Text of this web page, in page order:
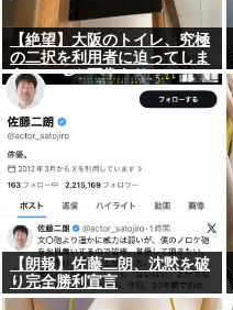
【絶望】大阪のトイレ、究極
の二択を利用者に迫ってしま
うwww (※画像あり)
【朗報】佐藤二朗、沈黙を破
り完全勝利宣言